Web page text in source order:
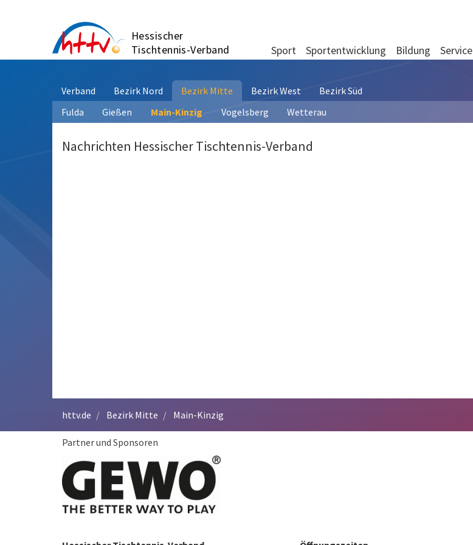
Hessischer
Tischtennis-Verband
Sport Sportentwicklung Bildung Service
Verband Bezirk Nord Bezirk Mitte Bezirk West
Bezirk Süd
Fulda
Gießen Main-Kinzig Vogelsberg Wetterau
Nachrichten Hessischer Tischtennis-Verband
httv.de Bezirk Mitte Main-Kinzig
Partner und Sponsoren